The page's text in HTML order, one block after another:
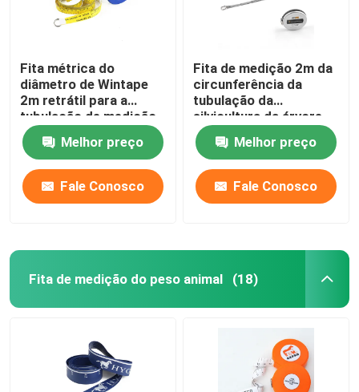
Fita métrica do
diâmetro de Wintape
2m retrátil para a
tubulação de medição
Melhor preço
Fale Conosco
Fita de medição 2m da
circunferência da
tubulação da
silvicultura da árvore
com a lâmina de aço
inoxidável do metal do
caso
Melhor preço
Fale Conosco
Fita de medição do peso animal (18)